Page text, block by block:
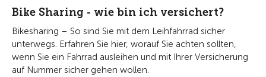
Bike Sharing - wie bin ich versichert?
Bikesharing – So sind Sie mit dem Leihfahrrad sicher
unterwegs. Erfahren Sie hier, worauf Sie achten sollten,
wenn Sie ein Fahrrad ausleihen und mit Ihrer Versicherung
auf Nummer sicher gehen wollen.